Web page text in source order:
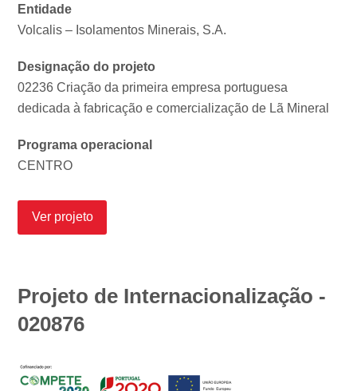
Entidade
Volcalis – Isolamentos Minerais, S.A.
Designação do projeto
02236 Criação da primeira empresa portuguesa
dedicada à fabricação e comercialização de Lã Mineral
Programa operacional
CENTRO
Ver projeto
Projeto de Internacionalização -
020876